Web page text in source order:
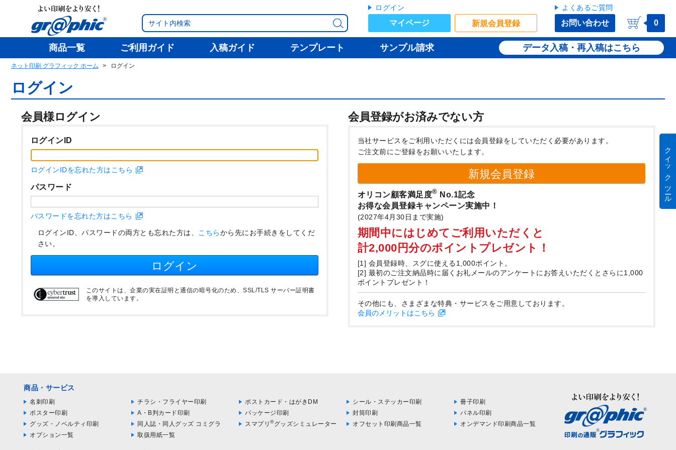
ログイン
マイページ 新規会員登録
よくあるご質問
お問い合わせ 0
商品一覧 ご利用ガイド 入稿ガイド テンプレート サンプル請求 データ入稿・再入稿
ネット印刷 グラフィック ホーム ログイン
ログイン
会員様ログイン 会員登録がお済みでない方
ログインID
ログインIDを忘れた方はこちら
パスワード
パスワードを忘れた方はこちら
ログインID、パスワードの両方とも忘れた方は、 こちらから先にお手続きをしてくだ
さい。
ログイン
このサイトは、企業の実在証明と通信の暗号化のため、SSL/TLS サーバー証明書
を導入しています。
当社サービスをご利用いただくには会員登録をしていただく必要があります。
ご注文前にご登録をお願いいたします。
新規会員登録
オリコン顧客満足度® No.1記念
お得な会員登録キャンペーン実施中！
(2027年4月30日まで実施)
期間中にはじめてご利用いただくと
計2,000円分のポイントプレゼント！
[1] 会員登録時、スグに使える1,000ポイント。
[2] 最初のご注文納品時に届くお礼メールのアンケートにお答えいただくとさらに1,000
ポイントプレゼント！
その他にも、さまざまな特典・サービスをご用意しております。
会員のメリットはこちら
商品・サービス
名刺印刷 チラシ・フライヤー印刷 ポストカード・はがきDM シール・ステッカー印刷
冊子印刷
ポスター印刷
A・B判カード印刷 パッケージ印刷 封筒印刷
パネル印刷
グッズ・ノベルティ印刷
同人誌・同人グッズ コミグラ スマプリ ®グッズシミュレーター オフセット印刷商品一覧
オンデマンド印刷商品一覧
オプション一覧
取扱用紙一覧
クイック ツール